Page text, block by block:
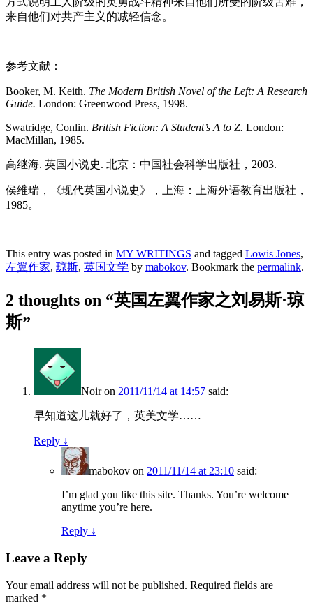
来自他们对共产主义的减轻信念。
参考文献：
Booker, M. Keith. The Modern British Novel of the Left: A Research
Guide. London: Greenwood Press, 1998.
Swatridge, Conlin. British Fiction: A Student’s A to Z. London:
MacMillan, 1985.
高继海. 英国小说史. 北京：中国社会科学出版社，2003.
侯维瑞，《现代英国小说史》，上海：上海外语教育出版社，
1985。
This entry was posted in MY WRITINGS and tagged Lowis Jones,
左翼作家, 琼斯, 英国文学 by mabokov. Bookmark the permalink.
2 thoughts on “英国左翼作家之刘易斯·琼
斯”
Noiron 2011/11/14 at 14:57 said:
早知道这儿就好了，英美文学……
Reply ↓
mabokov on 2011/11/14 at 23:10 said:
I’m glad you like this site. Thanks. You’re welcome
anytime you’re here.
Reply ↓
Leave a Reply
Your email address will not be published. Required fields are
marked *